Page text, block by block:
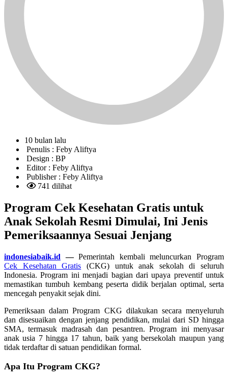
10 bulan lalu
Penulis : Feby Aliftya
Design : BP
Editor : Feby Aliftya
Publisher : Feby Aliftya
741 dilihat
Program Cek Kesehatan Gratis untuk
Anak Sekolah Resmi Dimulai, Ini Jenis
Pemeriksaannya Sesuai Jenjang
indonesiabaik.id —Pemerintah kembali meluncurkan Program
Cek Kesehatan Gratis (CKG) untuk anak sekolah di seluruh
Indonesia. Program ini menjadi bagian dari upaya preventif untuk
memastikan tumbuh kembang peserta didik berjalan optimal, serta
mencegah penyakit sejak dini.
Pemeriksaan dalam Program CKG dilakukan secara menyeluruh
dan disesuaikan dengan jenjang pendidikan, mulai dari SD hingga
SMA, termasuk madrasah dan pesantren. Program ini menyasar
anak usia 7 hingga 17 tahun, baik yang bersekolah maupun yang
tidak terdaftar di satuan pendidikan formal.
Apa Itu Program CKG?